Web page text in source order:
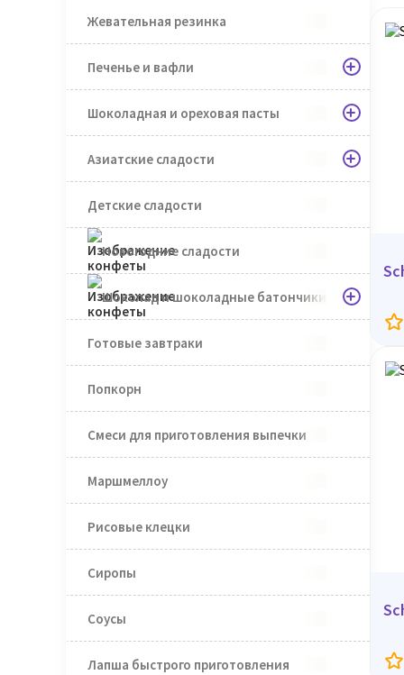
Жевательная резинка
Печенье и вафли
Шоколадная и ореховая пасты
Азиатские сладости
Детские сладости
Новогодние сладости
Шоколад и шоколадные батончики
Готовые завтраки
Попкорн
Смеси для приготовления выпечки
Маршмеллоу
Рисовые клецки
Сиропы
Соусы
Лапша быстрого приготовления